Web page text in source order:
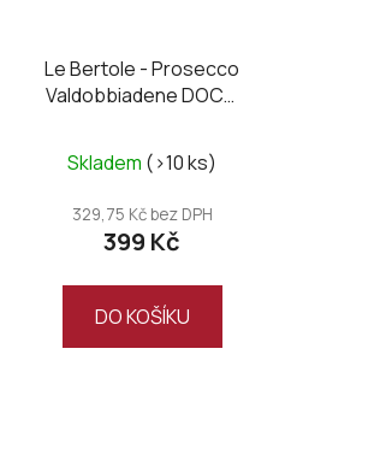
Le Bertole - Prosecco
Valdobbiadene DOCG
Skladem (>10 ks)
329,75 Kč bez DPH
399 Kč
DO KOŠÍKU